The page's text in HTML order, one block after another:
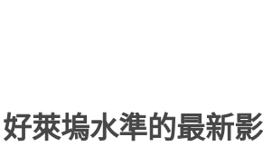
萊塢水準的最新